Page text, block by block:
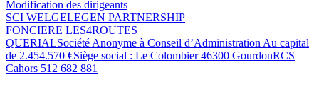
Modification des dirigeants
SCI WELGELEGEN PARTNERSHIP
FONCIERE LES4ROUTES
QUERIALSociété Anonyme à Conseil d’Administration Au capital
de 2.454.570 €Siège social : Le Colombier 46300 GourdonRCS
Cahors 512 682 881